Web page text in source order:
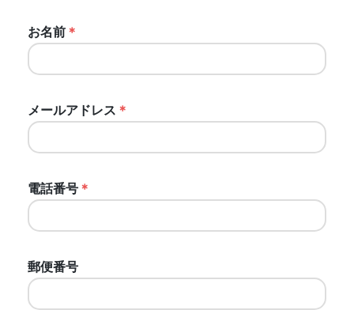
お名前＊
メールアドレス ＊
電話番号＊
郵便番号